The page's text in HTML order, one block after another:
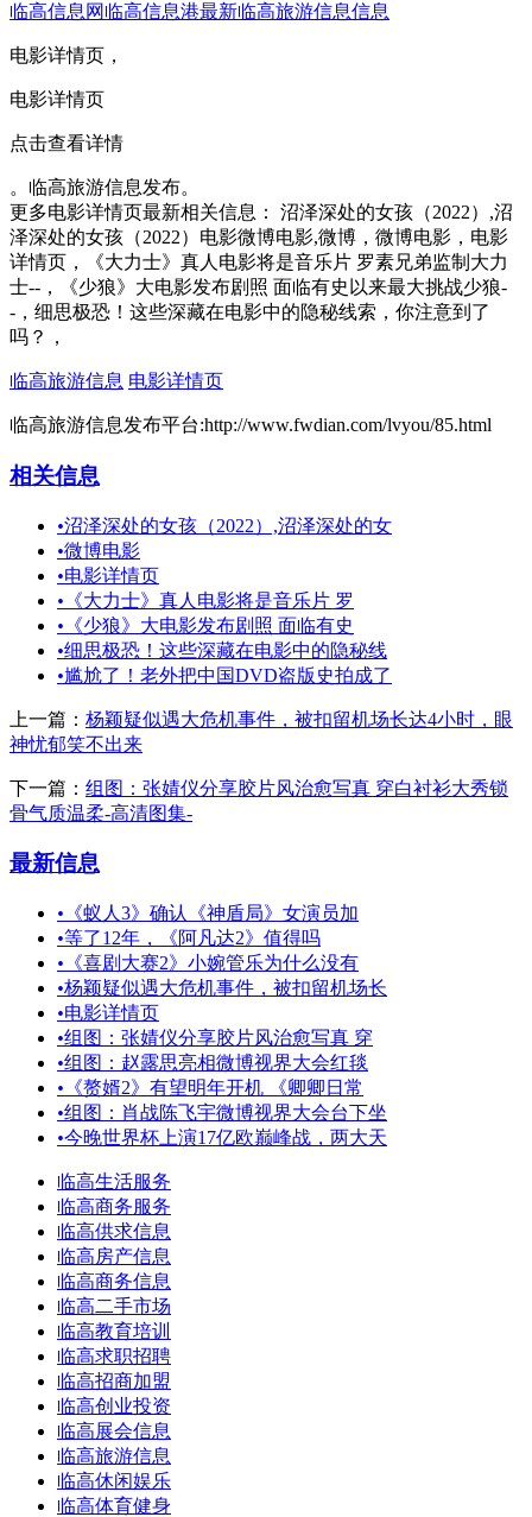
临高信息网 临高信息港最新临高旅游信息信息
电影详情页，
电影详情页
点击查看详情
。临高旅游信息发布。
更多电影详情页最新相关信息： 沼泽深处的女孩（2022）,沼
泽深处的女孩（2022）电影微博电影,微博，微博电影，电影
详情页，《大力士》真人电影将是音乐片 罗素兄弟监制大力
士--，《少狼》大电影发布剧照 面临有史以来最大挑战少狼-
-，细思极恐！这些深藏在电影中的隐秘线索，你注意到了
吗？，
临高旅游信息 电影详情页
临高旅游信息发布平台:http://www.fwdian.com/lvyou/85.html
相关信息
•沼泽深处的女孩（2022）,沼泽深处的女
•微博电影
•电影详情页
• 《大力士》真人电影将是音乐片 罗
• 《少狼》大电影发布剧照 面临有史
•细思极恐！这些深藏在电影中的隐秘线
•尴尬了！老外把中国DVD盗版史拍成了
上一篇： 杨颖疑似遇大危机事件，被扣留机场长达4小时，眼
神忧郁笑不出来
下一篇： 组图：张婧仪分享胶片风治愈写真 穿白衬衫大秀锁
骨气质温柔-高清图集-
最新信息
• 《蚁人3》确认《神盾局》女演员加
•等了12年，《阿凡达2》值得吗
• 《喜剧大赛2》小婉管乐为什么没有
•杨颖疑似遇大危机事件，被扣留机场长
•电影详情页
•组图：张婧仪分享胶片风治愈写真 穿
•组图：赵露思亮相微博视界大会红毯
• 《赘婿2》有望明年开机 《卿卿日常
•组图：肖战陈飞宇微博视界大会台下坐
•今晚世界杯上演17亿欧巅峰战，两大天
临高生活服务
临高商务服务
临高供求信息
临高房产信息
临高商务信息
临高二手市场
临高教育培训
临高求职招聘
临高招商加盟
临高创业投资
临高展会信息
临高旅游信息
临高休闲娱乐
临高体育健身